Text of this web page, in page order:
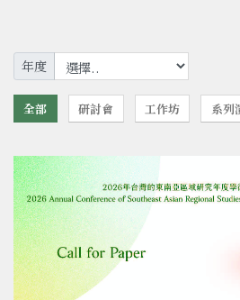
年度
全部 研討會 工作坊 系列